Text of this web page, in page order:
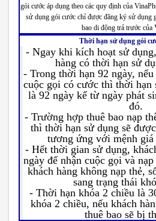
gói cước áp dụng theo các quy định của
sử dụng gói cước chỉ được đăng ký sử dụng
bao di động trả trước của
Thời hạn sử dụng gói
- Ngay khi kích hoạt sử
hàng có thời hạn sử
- Trong thời hạn 92 ngày,
cuộc gọi có cước thì thời
là 92 ngày kể từ ngày phát
đó.
- Trường hợp thuê bao nạp
thì thời hạn sử dụng sẽ
tương ứng với mệnh giá
- Hết thời gian sử dụng,
ngày để nhận cuộc gọi và
khách hàng không nạp thẻ,
sang trạng thái
- Thời hạn khóa 2 chiều là
khóa 2 chiều, nếu khách
thuê bao sẽ bị